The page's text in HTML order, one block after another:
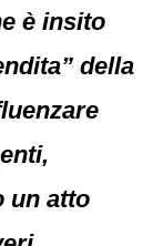
è insito
della
un atto